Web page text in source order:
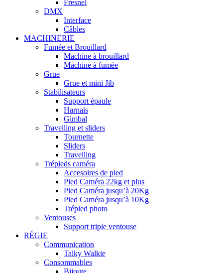
Fresnel
DMX
Interface
Câbles
MACHINERIE
Fumée et Brouillard
Machine à brouillard
Machine à fumée
Grue
Grue et mini Jib
Stabilisateurs
Support épaule
Harnais
Gimbal
Travelling et sliders
Tournette
Sliders
Travelling
Trépieds caméra
Accesoires de pied
Pied Caméra 22kg et plus
Pied Caméra jusqu’à 20Kg
Pied Caméra jusqu’à 10Kg
Trépied photo
Ventouses
Support triple ventouse
RÉGIE
Communication
Talky Walkie
Consommables
Bijoute